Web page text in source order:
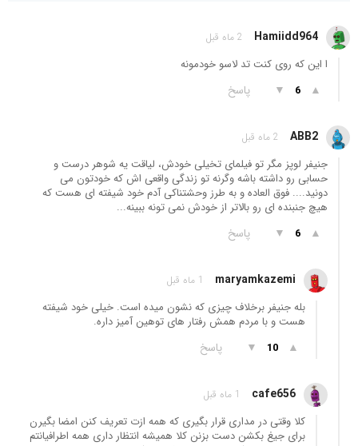
Hamiidd964 2 ماه قبل
ا این که روی کنت تد لاسو خودمونه
▲
6
▼ پاسخ
ABB2 2 ماه قبل
جنیفر لوپز مگر تو فیلمای تخیلی خودش، لیاقت یه شوهر درست و
حسابی رو داشته باشه وگرنه تو زندگی واقعی اش که خودتون می
دونید.... فوق العاده و به طرز وحشتناکی آدم خود شیفته ای هست که
هیچ جنبنده ای رو بالاتر از خودش نمی تونه ببینه...
▲
6
▼ پاسخ
maryamkazemi 1 ماه قبل
بله جنیفر برخلاف چیزی که نشون میده است. خیلی خود شیفته
هست و با مردم همش رفتار های توهین آمیز داره.
▲
10
▼ پاسخ
cafe656 1 ماه قبل
کلا وقتی در مداری قرار بگیری که همه ازت تعریف کنن امضا بگیرن
برای جیغ بکشن دست بزنن کلا همیشه انتظار داری همه اطرافیانتم